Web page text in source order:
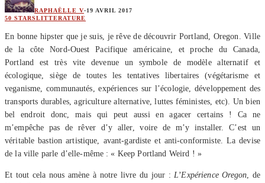
RAPHAËLLE V·19 AVRIL 2017
50 STARSLITTERATURE
En bonne hipster que je suis, je rêve de découvrir Portland, Oregon. Ville
de la côte Nord-Ouest Pacifique américaine, et proche du Canada,
Portland est très vite devenue un symbole de modèle alternatif et
écologique, siège de toutes les tentatives libertaires (végétarisme et
veganisme, communautés, expériences sur l’écologie, développement des
transports durables, agriculture alternative, luttes féministes, etc). Un bien
bel endroit donc, mais qui peut aussi en agacer certains ! Ca ne
m’empêche pas de rêver d’y aller, voire de m’y installer. C’est un
véritable bastion artistique, avant-gardiste et anti-conformiste. La devise
de la ville parle d’elle-même : « Keep Portland Weird ! »
Et tout cela nous amène à notre livre du jour : L’Expérience Oregon, de